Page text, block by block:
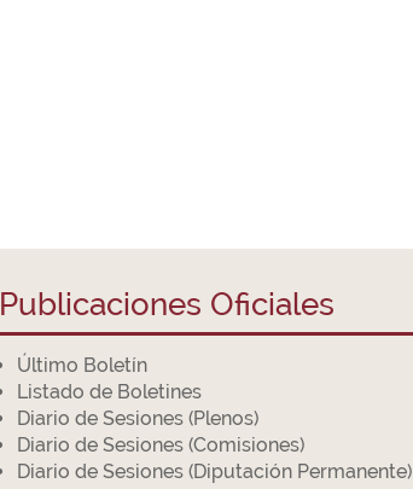
Publicaciones Oficiales
Último Boletín
Listado de Boletines
Diario de Sesiones (Plenos)
Diario de Sesiones (Comisiones)
Diario de Sesiones (Diputación Permanente)